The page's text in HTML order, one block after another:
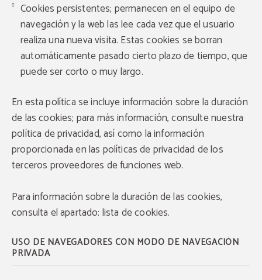
Cookies persistentes; permanecen en el equipo de
navegación y la web las lee cada vez que el usuario
realiza una nueva visita. Estas cookies se borran
automáticamente pasado cierto plazo de tiempo, que
puede ser corto o muy largo.
En esta política se incluye información sobre la duración
de las cookies; para más información, consulte nuestra
política de privacidad, así como la información
proporcionada en las políticas de privacidad de los
terceros proveedores de funciones web.
Para información sobre la duración de las cookies,
consulta el apartado: lista de cookies.
USO DE NAVEGADORES CON MODO DE NAVEGACIÓN
PRIVADA